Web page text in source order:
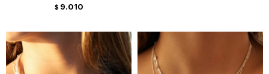
$ 9.010